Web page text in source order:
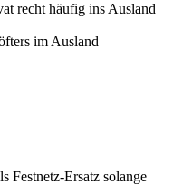
recht häufig ins Ausland
im Ausland
Festnetz-Ersatz solange